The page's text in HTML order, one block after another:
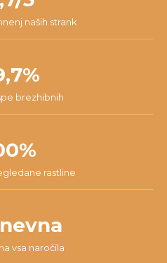
naših strank
brezhibnih
rastline
vsa naročila